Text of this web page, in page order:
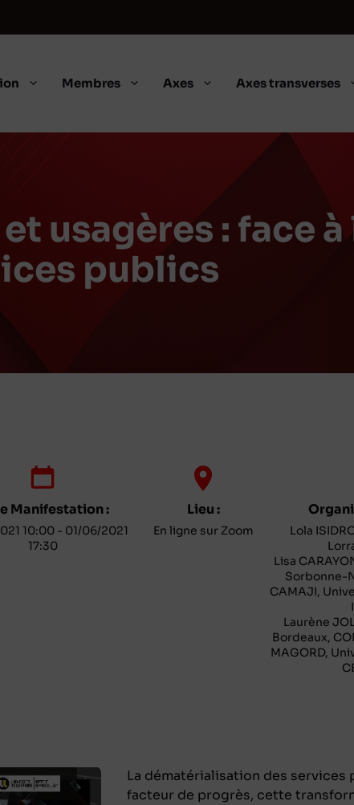
Membres Axes Axes transverses
usagères : face
publics
Manifestation :
10:00 - 01/06/2021
17:30
Lieu :
En ligne sur Zoom
Lola
Lisa
Sorbonne-
CAMAJI,
Laurène
Bordeaux,
MAGORD,
La dématérialisation des services
facteur de progrès, cette